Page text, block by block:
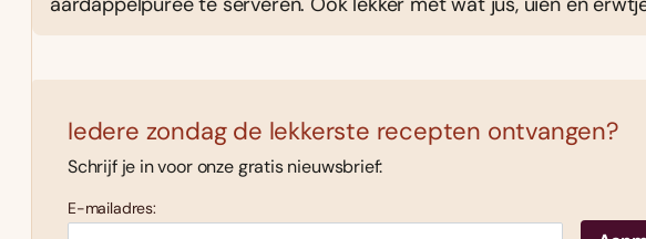
Iedere zondag de lekkerste recepten ontvangen?
Schrijf je in voor onze gratis nieuwsbrief:
E-mailadres: